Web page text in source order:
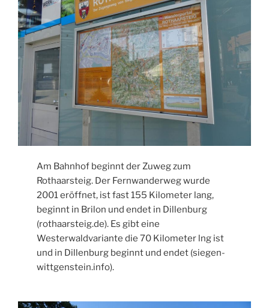
Am Bahnhof beginnt der Zuweg zum
Rothaarsteig. Der Fernwanderweg wurde
2001 eröffnet, ist fast 155 Kilometer lang,
beginnt in Brilon und endet in Dillenburg
(rothaarsteig.de). Es gibt eine
Westerwaldvariante die 70 Kilometer lng ist
und in Dillenburg beginnt und endet (siegen-
wittgenstein.info).